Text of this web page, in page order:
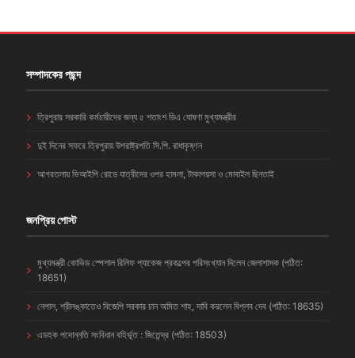
সম্পাদকের পছন্দ
ত্রিপুরার সরকারি কর্মচারীদের জন্য ৫ শতাংশ ডিএ ঘোষণা মুখ্যমন্ত্রীর
দুই দিনের সফরে ত্রিপুরায় উপরাষ্ট্রপতি সি.পি. রাধাকৃষ্ণন
আগরতলায় ভিআইপি রোডে যাত্রীদের ওপর হামলা, টাকাপয়সা ও মোবাইল ছিনতাই
জনপ্রিয় পোস্ট
মুখ্যমন্ত্রী কোভিড স্পেশাল রিলিফ প্যাকেজ প্রকল্পের পরিসংখ্যান দিলেন জেলাশাসক (পঠিত:
18651)
নেপাল, শ্রীলঙ্কাতেও বিজেপি সরকার চান অমিত শাহ, দাবি করলেন বিপ্লব দেব (পঠিত: 18635)
এডহক পদোন্নতি সংবিধান বহির্ভূত : জিতেন্দ্র (পঠিত: 18503)